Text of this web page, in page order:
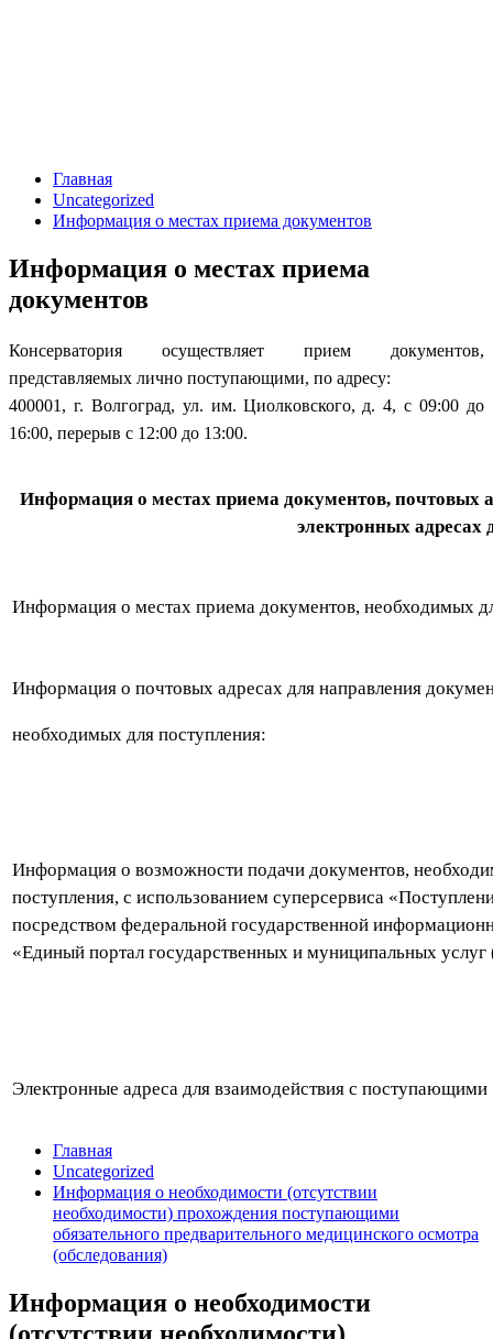
Главная
Uncategorized
Информация о местах приема документов
Информация о местах приема
документов
Консерватория осуществляет прием документов,
представляемых лично поступающими, по адресу:
400001, г. Волгоград, ул. им. Циолковского, д. 4, с 09:00 до
16:00, перерыв с 12:00 до 13:00.
Информация о местах приема документов, почтовых
электронных
Информация о местах приема документов, необходимых
Информация о почтовых адресах для направления
необходимых для поступления:
Информация о возможности подачи документов,
поступления, с использованием суперсервиса
посредством федеральной государственной
«Единый портал государственных и муниципальных
Электронные адреса для взаимодействия с поступающими
Главная
Uncategorized
Информация о необходимости (отсутствии
необходимости) прохождения поступающими
обязательного предварительного медицинского осмотра
(обследования)
Информация о необходимости
(отсутствии необходимости)